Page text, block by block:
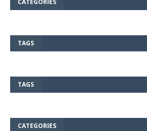
CATEGORIES
TAGS
TAGS
CATEGORIES